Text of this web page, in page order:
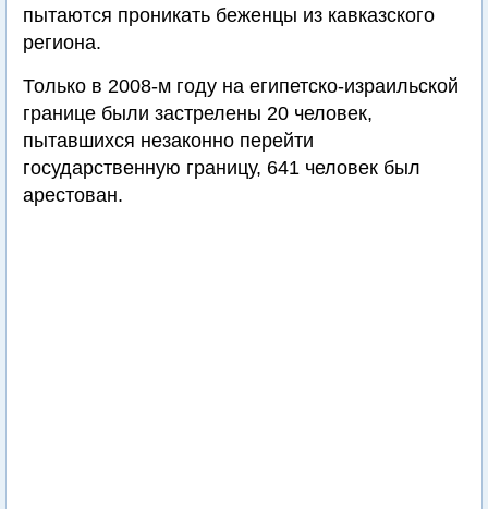
пытаются проникать беженцы из кавказского
региона.
Только в 2008-м году на египетско-израильской
границе были застрелены 20 человек,
пытавшихся незаконно перейти
государственную границу, 641 человек был
арестован.